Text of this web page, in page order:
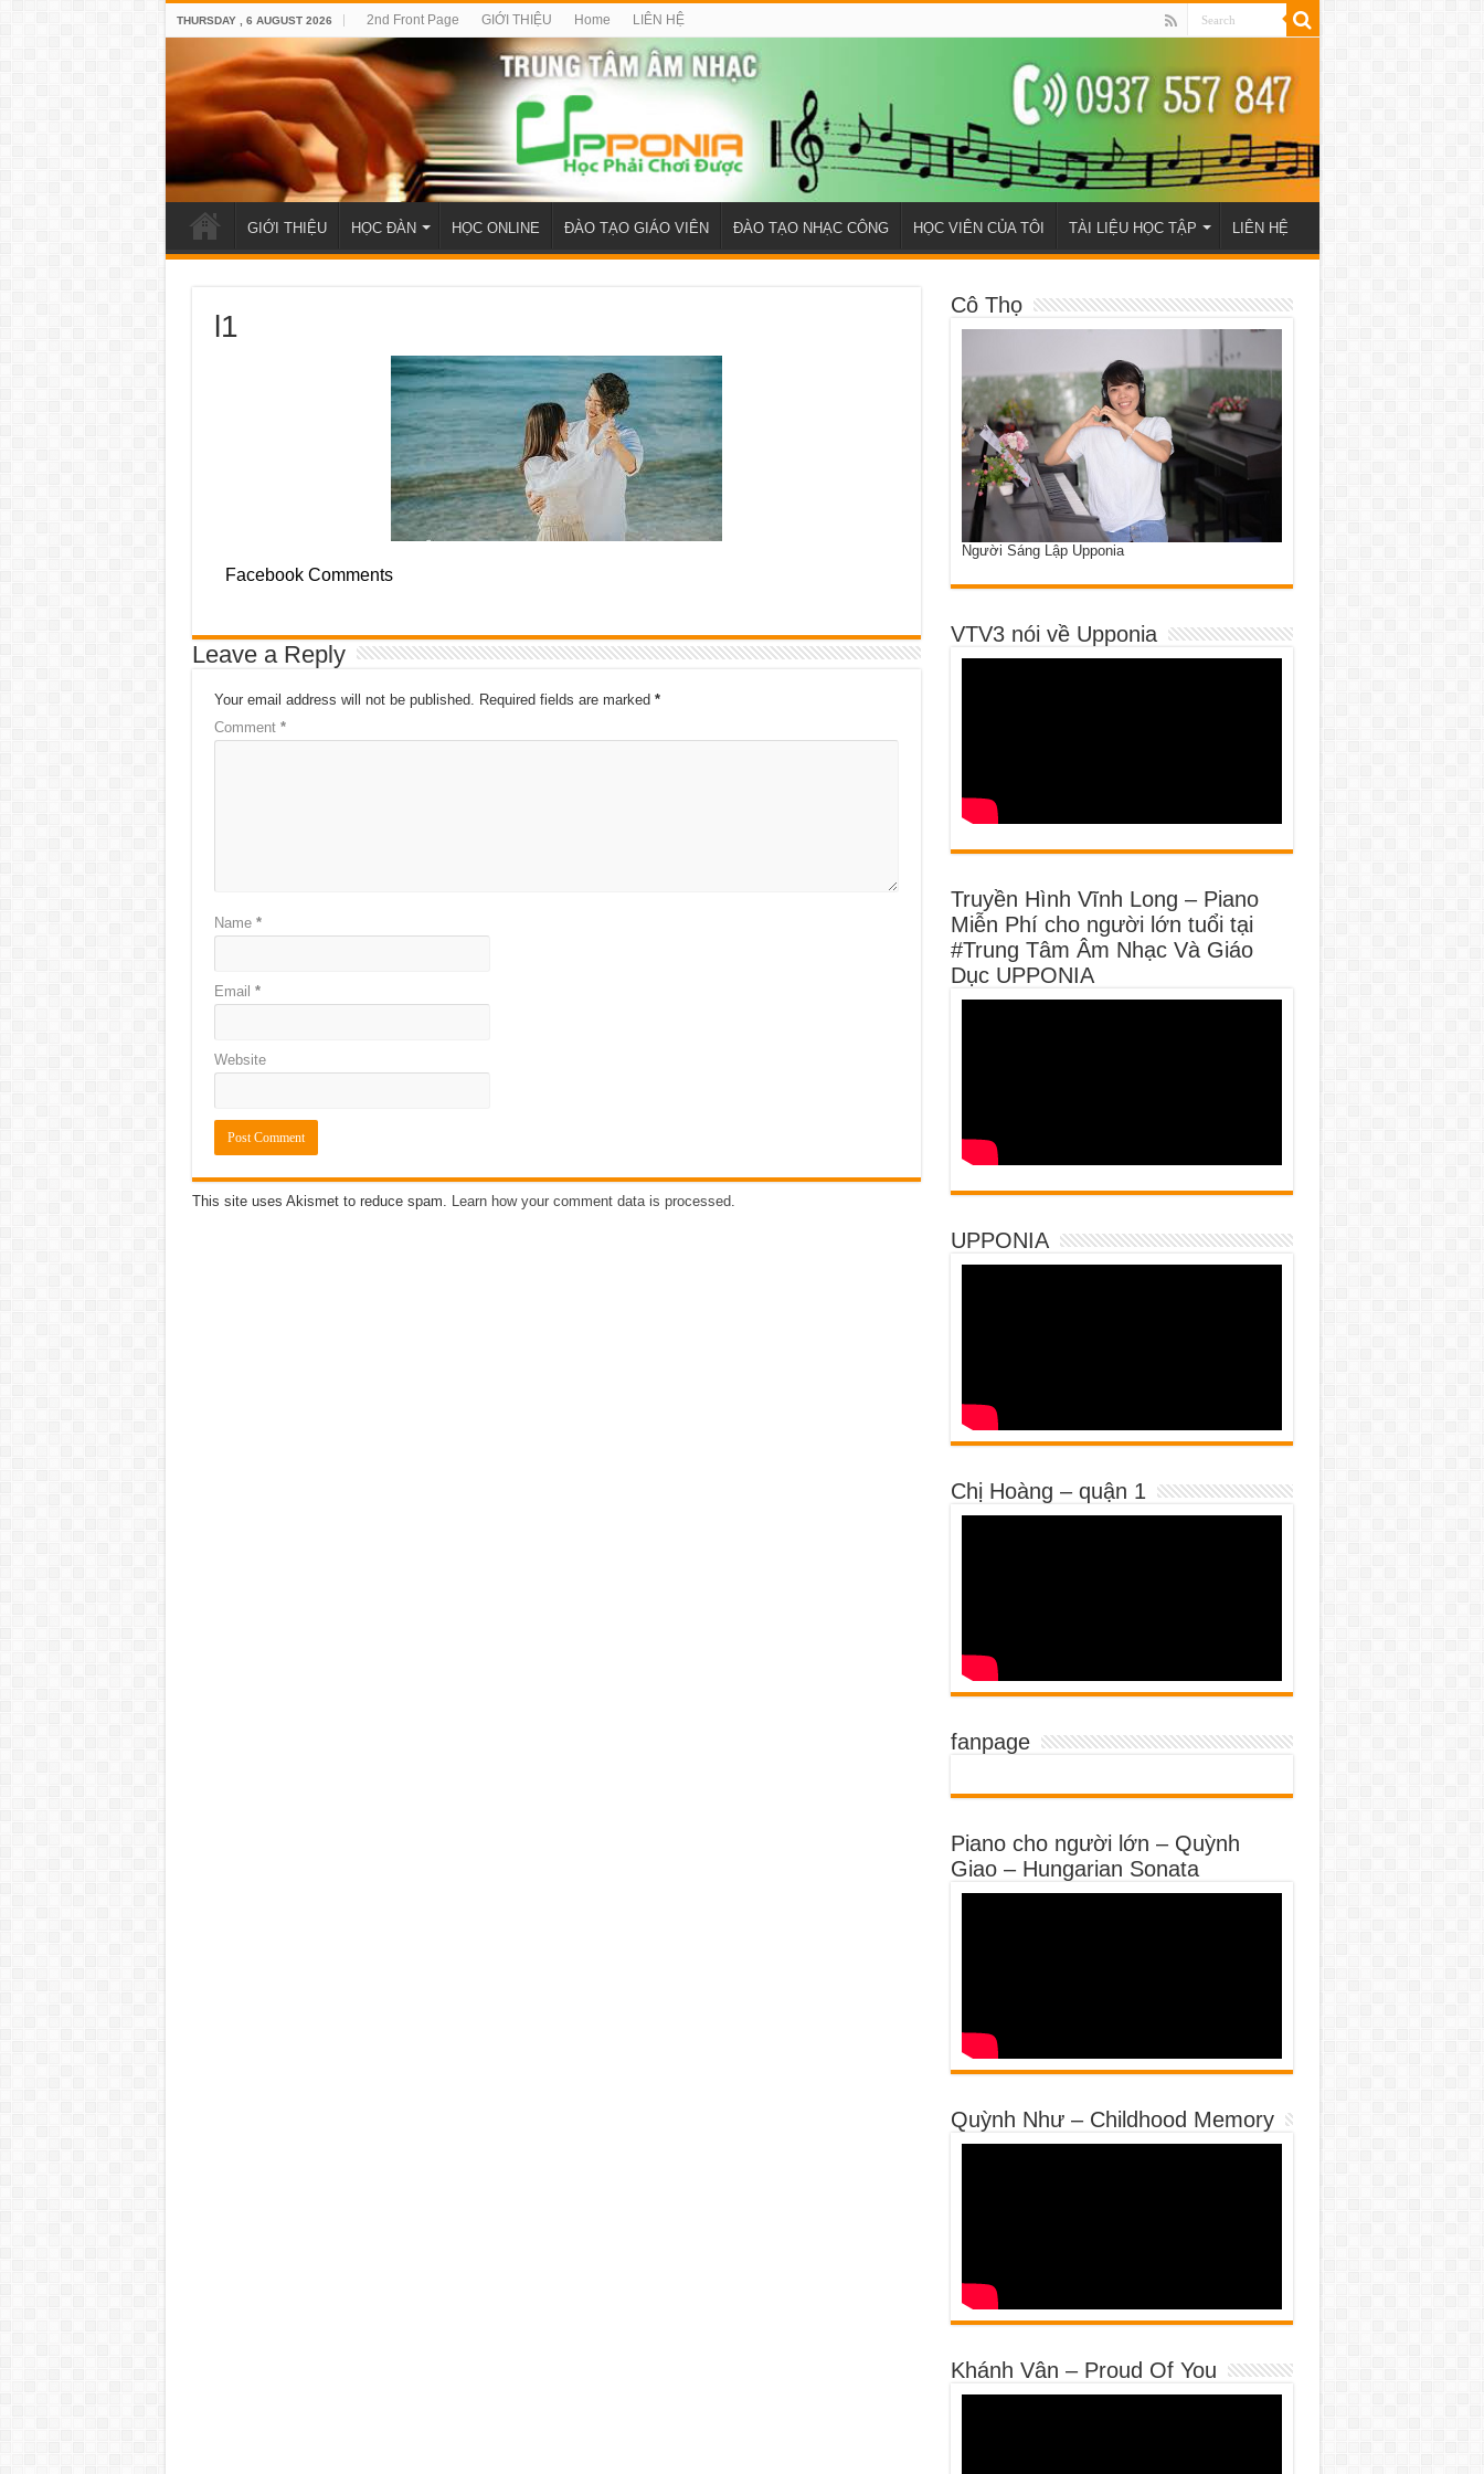
THURSDAY , 6 AUGUST 2026 2nd Front Page GIỚI THIỆU Home LIÊN HỆ
GIỚI THIỆU HỌC ĐÀN HỌC ONLINE ĐÀO TẠO GIÁO VIÊN ĐÀO TẠO NHẠC CÔNG HỌC VIÊN CỦA TÔI TÀI LIỆU HỌC TẬP LIÊN HỆ
l1
Facebook Comments
Leave a Reply
Your email address will not be published. Required fields are marked *
Comment *
Name *
Email *
Website
This site uses Akismet to reduce spam. Learn how your comment data is processed.
Cô Thọ
Người Sáng Lập Upponia
VTV3 nói về Upponia
Truyền Hình Vĩnh Long – Piano
Miễn Phí cho người lớn tuổi tại
#Trung Tâm Âm Nhạc Và Giáo
Dục UPPONIA
UPPONIA
Chị Hoàng – quận 1
fanpage
Piano cho người lớn – Quỳnh
Giao – Hungarian Sonata
Quỳnh Như – Childhood Memory
Khánh Vân – Proud Of You